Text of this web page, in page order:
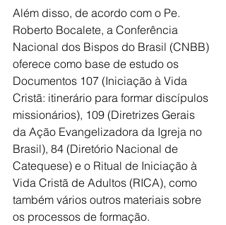
Além disso, de acordo com o Pe.
Roberto Bocalete, a Conferência
Nacional dos Bispos do Brasil (CNBB)
oferece como base de estudo os
Documentos 107 (Iniciação à Vida
Cristã: itinerário para formar discípulos
missionários), 109 (Diretrizes Gerais
da Ação Evangelizadora da Igreja no
Brasil), 84 (Diretório Nacional de
Catequese) e o Ritual de Iniciação à
Vida Cristã de Adultos (RICA), como
também vários outros materiais sobre
os processos de formação.